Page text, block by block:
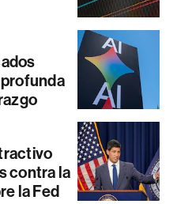
contra la
la Fed